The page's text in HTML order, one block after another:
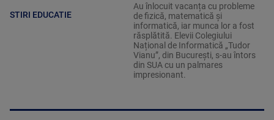
STIRI EDUCATIE
Au înlocuit vacanța cu probleme
de fizică, matematică și
informatică, iar munca lor a fost
răsplătită. Elevii Colegiului
Național de Informatică „Tudor
Vianu”, din București, s-au întors
din SUA cu un palmares
impresionant.